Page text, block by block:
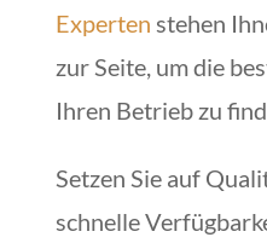
Experten stehen
zur Seite, um die
Ihren Betrieb zu
Setzen Sie auf
schnelle